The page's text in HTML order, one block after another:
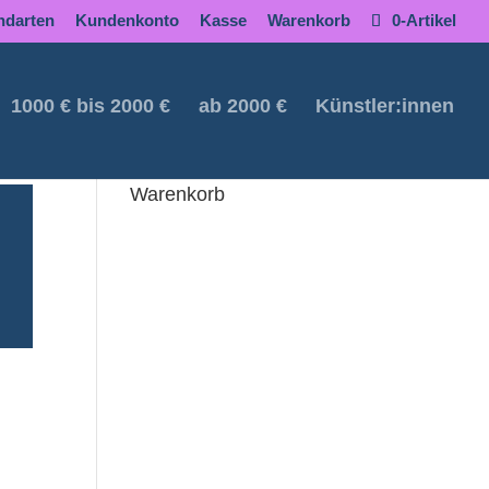
Kundenkonto Kasse Warenkorb 0-Artikel
1000 € bis 2000 € ab 2000 € Künstler:innen
Warenkorb